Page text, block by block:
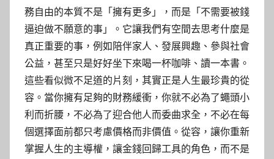
務自由的本質不是「擁有更多」，而是「不需要被錢
逼迫做不願意的事」。它讓我們有空間去思考什麼是
真正重要的事，例如陪伴家人、發展興趣、參與社會
公益，甚至只是好好坐下來喝一杯咖啡、讀一本書。
這些看似微不足道的片刻，其實正是人生最珍貴的從
容。當你擁有足夠的財務緩衝，你就不必為了蠅頭小
利而折腰，不必為了迎合他人而委曲求全，不必在每
個選擇面前都只考慮價格而非價值。從容，讓你重新
掌握人生的主導權，讓金錢回歸工具的角色，而不是